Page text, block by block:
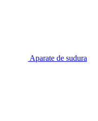
Aparate de sudura